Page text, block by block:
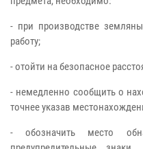
- при производстве
работу;
- отойти на безопасное
- немедленно сообщить о
точнее указав
- обозначить место